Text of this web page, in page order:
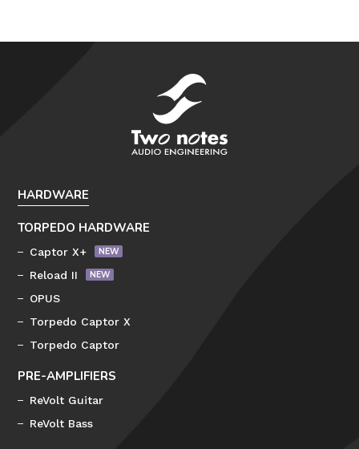
HARDWARE
TORPEDO HARDWARE
Captor X+
Reload II
OPUS
Torpedo Captor X
Torpedo Captor
PRE-AMPLIFIERS
ReVolt Guitar
ReVolt Bass